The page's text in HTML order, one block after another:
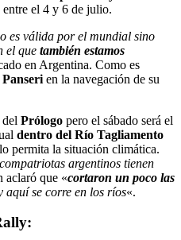
entre el 4 y 6 de julio.
es válida por el mundial sino
el que también estamos
en Argentina. Como es
en la navegación de su
Prólogo pero el sábado será el
dentro del Río Tagliamento
permita la situación climática.
argentinos tienen
aclaró que «cortaron un poco las
aquí se corre en los ríos«.